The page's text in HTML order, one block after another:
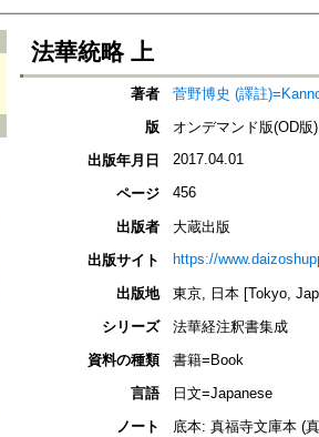
法華統略 上
著者
菅野博史 (譯註
版
オンデマンド版(OD版)
出版年月日
2017.04.01
ページ 456
出版者
大蔵出版
出版サイト
https://
出版地
東京, 日本 [Tokyo,
シリーズ
法華経注釈書集成
資料の種類
書籍=Book
言語
日文=Japanese
ノート
底本: 真福寺文庫本 (